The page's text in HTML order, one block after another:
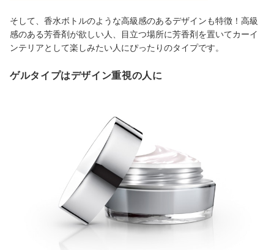
そして、香水ボトルのような高級感のあるデザインも特徴！高級
感のある芳香剤が欲しい人、目立つ場所に芳香剤を置いてカーイ
ンテリアとして楽しみたい人にぴったりのタイプです。
ゲルタイプはデザイン重視の人に